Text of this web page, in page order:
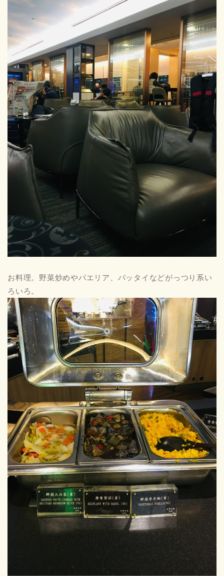
お料理。野菜炒めやパエリア、パッタイなどがっつり系い
ろいろ。